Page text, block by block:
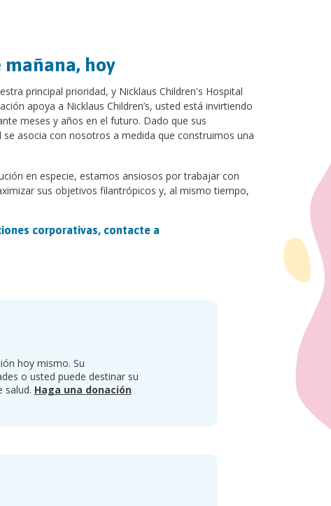
hoy
principal prioridad, y Nicklaus Children's Hospital
apoya a Nicklaus Children’s, usted está invirtiendo
meses y años en el futuro. Dado que sus
asocia con nosotros a medida que construimos una
en especie, estamos ansiosos por trabajar con
sus objetivos filantrópicos y, al mismo tiempo,
corporativas, contacte a
hoy mismo. Su
o usted puede destinar su
salud. Haga una donación